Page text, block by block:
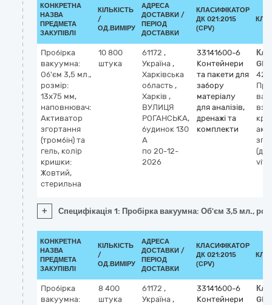
КОНКРЕТНА
НАЗВА
ПРЕДМЕТА
ЗАКУПІВЛІ
КІЛЬКІСТЬ
/
ОД.ВИМІРУ
АДРЕСА
ДОСТАВКИ /
ПЕРІОД
ДОСТАВКИ
КЛАСИФІКАТОР
ДК 021:2015
(CPV)
Пробірка
вакуумна:
Об'єм 3,5 мл.,
розмір:
13х75 мм,
наповнювач:
Активатор
згортання
(тромбін) та
гель, колір
кришки:
Жовтий,
стерильна
10 800
штука
61172 ,
Україна ,
Харківська
область ,
Харків ,
ВУЛИЦЯ
РОГАНСЬКА,
будинок 130
А
по 20-12-
2026
33141600-6
Контейнери
та пакети для
забору
матеріалу
для аналізів,
дренажі та
комплекти
+ Специфікація 1: Пробірка вакуумна: Об'єм 3,5 мл.,
КОНКРЕТНА
НАЗВА
ПРЕДМЕТА
ЗАКУПІВЛІ
КІЛЬКІСТЬ
/
ОД.ВИМІРУ
АДРЕСА
ДОСТАВКИ /
ПЕРІОД
ДОСТАВКИ
КЛАСИФІКАТОР
ДК 021:2015
(CPV)
Пробірка
вакуумна:
8 400
штука
61172 ,
Україна ,
33141600-6
Контейнери